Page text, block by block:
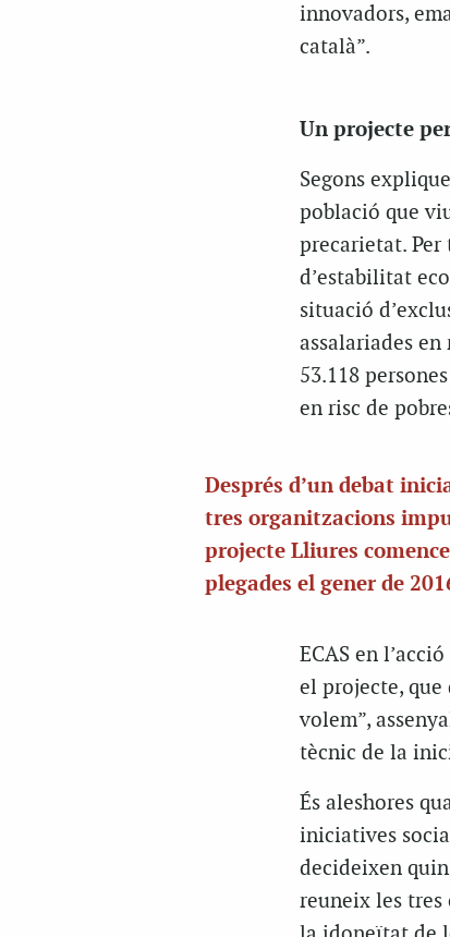
innovadors,
català”.
Un projecte
Segons
població que
precarietat.
d’estabilitat
situació
assalariades en
53.118
en risc de
Després d’un debat
tres organitzacions
projecte Lliures
plegades el gener de
ECAS en
el projecte, que
volem”,
tècnic de la
És aleshores
iniciatives
decideixen
reuneix les tres